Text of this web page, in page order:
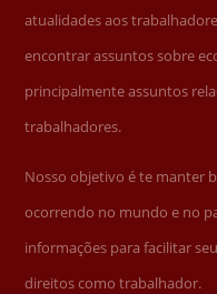
atualidades aos
encontrar assuntos sobre
principalmente assuntos
trabalhadores.
Nosso objetivo é te manter
ocorrendo no mundo e no
informações para facilitar
direitos como trabalhador.